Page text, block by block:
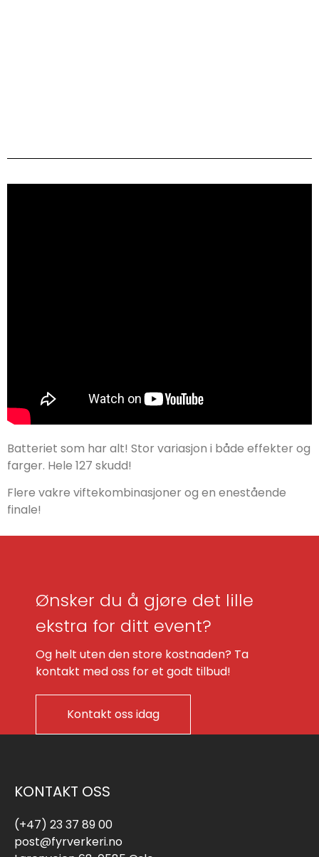
Batteriet som har alt! Stor variasjon i både effekter og
farger. Hele 127 skudd!
Flere vakre viftekombinasjoner og en enestående
finale!
Ønsker du å gjøre det lille
ekstra for ditt event?
Og helt uten den store kostnaden? Ta
kontakt med oss for et godt tilbud!
Kontakt oss idag
KONTAKT OSS
(+47) 23 37 89 00
post@fyrverkeri.no